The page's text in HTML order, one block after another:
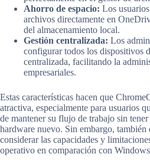
Ahorro de espacio: Los
archivos directamente en
del almacenamiento local.
Gestión centralizada: Los
configurar todos los dispositivos
centralizada, facilitando la
empresariales.
Estas características hacen que
atractiva, especialmente para usuarios
de mantener su flujo de trabajo sin
hardware nuevo. Sin embargo, también
considerar las capacidades y
operativo en comparación con